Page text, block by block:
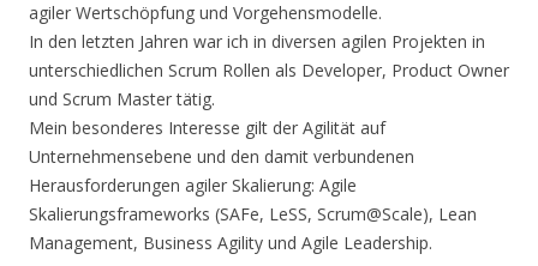
agiler Wertschöpfung und Vorgehensmodelle.
In den letzten Jahren war ich in diversen agilen Projekten in
unterschiedlichen Scrum Rollen als Developer, Product Owner
und Scrum Master tätig.
Mein besonderes Interesse gilt der Agilität auf
Unternehmensebene und den damit verbundenen
Herausforderungen agiler Skalierung: Agile
Skalierungsframeworks (SAFe, LeSS, Scrum@Scale), Lean
Management, Business Agility und Agile Leadership.